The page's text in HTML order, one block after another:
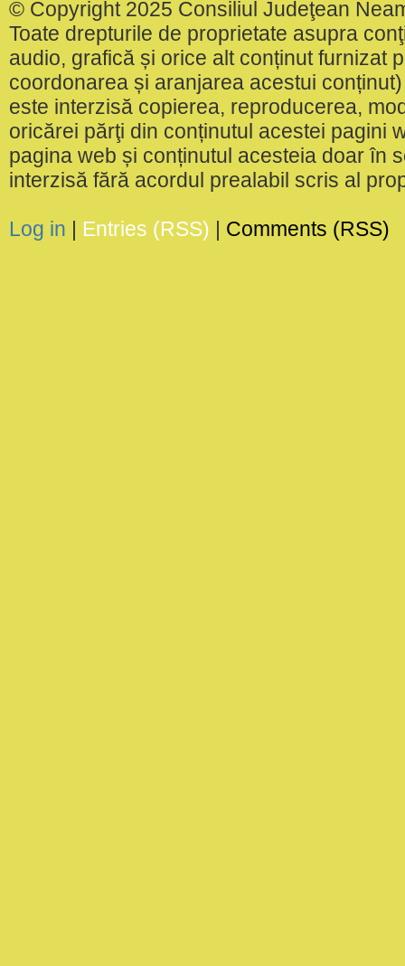
© Copyright 2025 Consiliul Judeţean
Toate drepturile de proprietate asupra
audio, grafică și orice alt conținut furnizat
coordonarea și aranjarea acestui
este interzisă copierea, reproducerea,
oricărei părţi din conținutul acestei pagini
pagina web și conținutul acesteia doar în
interzisă fără acordul prealabil scris al
Log in | Entries (RSS) | Comments (RSS)